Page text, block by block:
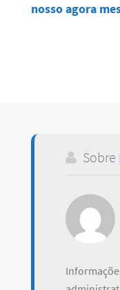
nosso agora
Sobre